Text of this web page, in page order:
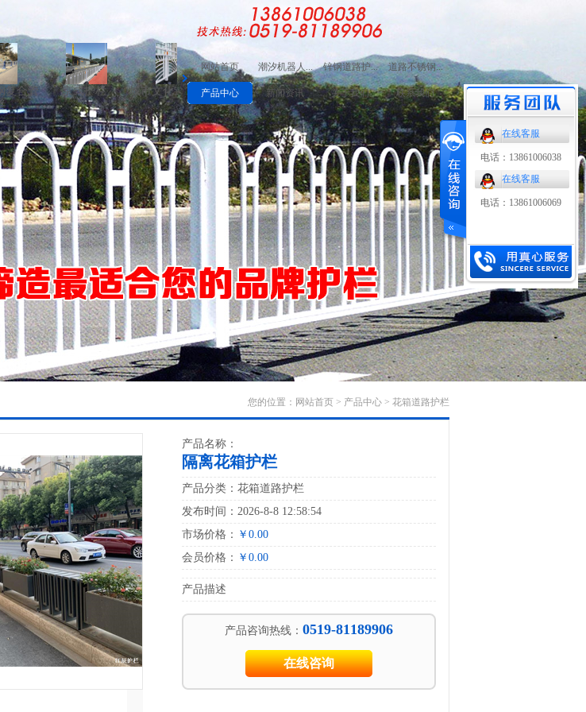
在线客服
电话：13861006038
在线客服
电话：13861006069
京式护栏 城市文化道路护栏 花箱道路护栏 潮汐机器人护栏 锌钢道路护栏
道路不锈钢复合管
护栏
网站首页 潮汐机器人... 锌钢道路护... 道路不锈钢...
产品中心 新闻资讯 关于我们 联系我们
您的位置： 网站首页 > 产品中心 > 花箱道路护栏
产品名称：
隔离花箱护栏
产品分类：花箱道路护栏
发布时间：2026-8-8 12:58:54
市场价格： ￥0.00
会员价格： ￥0.00
产品描述
产品咨询热线： 0519-81189906
在线咨询